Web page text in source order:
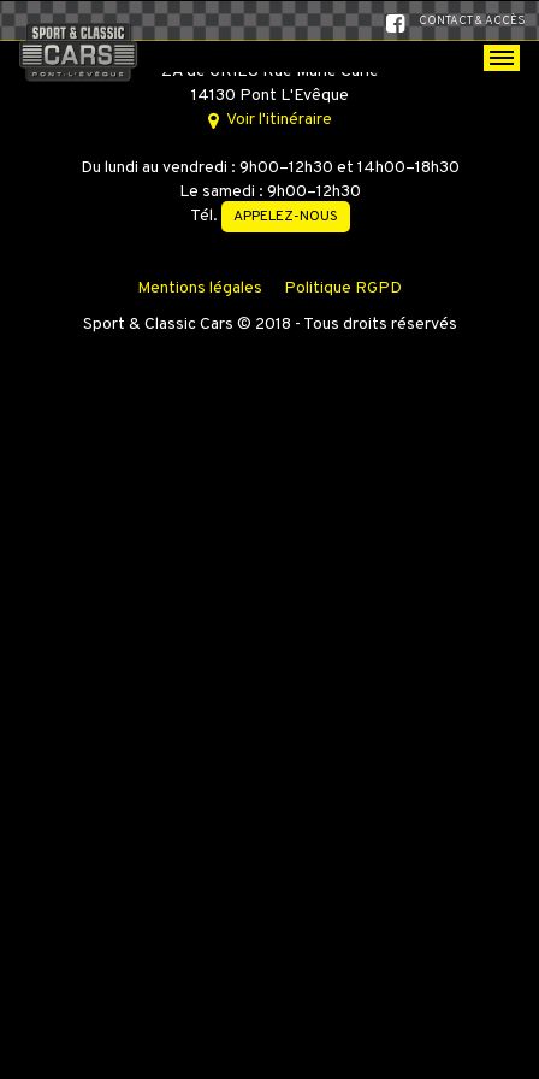
CONTACT & ACCÈS
SPORT & CLASSIC CARS
ZA de GRIEU Rue Marie Curie
14130 Pont L'Evêque
Voir l'itinéraire
Du lundi au vendredi : 9h00–12h30 et 14h00–18h30
Le samedi : 9h00–12h30
Tél.
APPELEZ-NOUS
Mentions légales
Politique RGPD
Sport & Classic Cars © 2018 - Tous droits réservés